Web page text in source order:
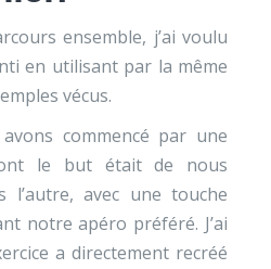
ensemble, j’ai voulu
en utilisant par la même
vécus.
commencé par une
le but était de nous
l’autre, avec une touche
notre apéro préféré. J’ai
a directement recréé